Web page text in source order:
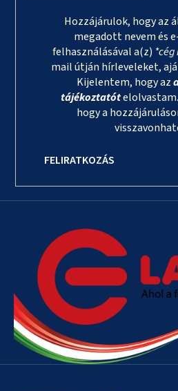
Hozzájárulok, hogy az
megadott nevem és
felhasználásával a(z) *cég
mail útján hírleveleket,
Kijelentem, hogy az
tájékoztatót
hogy a
FELIRATKOZÁS